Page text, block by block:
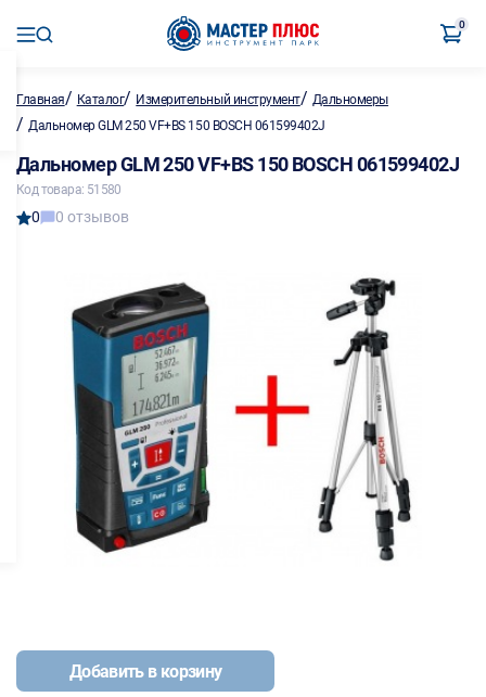
0
Главная/ Каталог/ Измерительный инструмент/ Дальномеры
/ Дальномер GLM 250 VF+BS 150 BOSCH 061599402J
Дальномер GLM 250 VF+BS 150 BOSCH 061599402J
Код товара: 51580
0 0 отзывов
Добавить в корзину